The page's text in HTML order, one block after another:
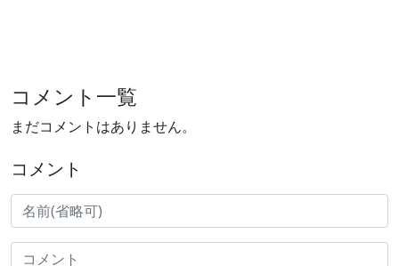
コメント一覧
まだコメントはありません。
コメント